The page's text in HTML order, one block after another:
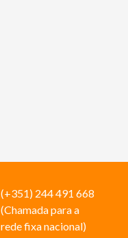
(+351) 244 491 668
(Chamada para a
rede fixa nacional)